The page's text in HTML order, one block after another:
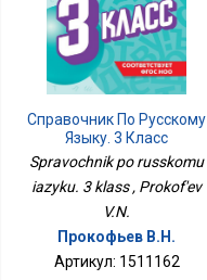
Справочник По Русскому
Языку. 3 Класс
Spravochnik po russkomu
iazyku. 3 klass , Prokof'ev
V.N.
Прокофьев В.Н.
Артикул: 1511162